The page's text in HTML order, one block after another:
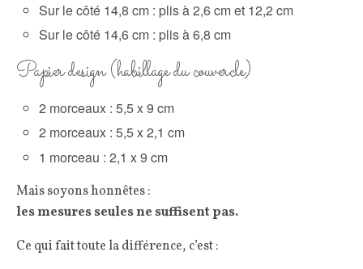
Sur le côté 14,8 cm : plis à 2,6 cm et 12,2 cm
Sur le côté 14,6 cm : plis à 6,8 cm
Papier design (habillage du couvercle)
2 morceaux : 5,5 x 9 cm
2 morceaux : 5,5 x 2,1 cm
1 morceau : 2,1 x 9 cm
Mais soyons honnêtes :
les mesures seules ne suffisent pas.
Ce qui fait toute la différence, c’est :